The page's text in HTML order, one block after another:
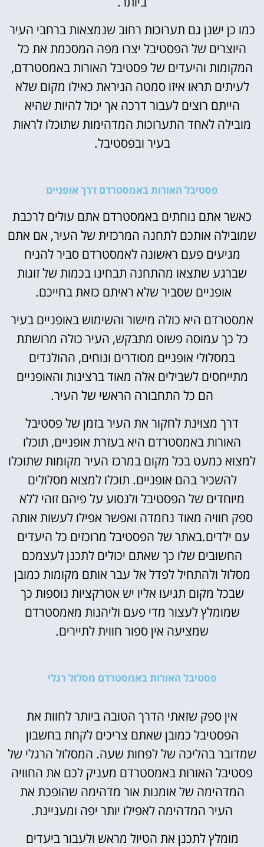
כמו כן ישנן גם תערוכות רחוב שנמצאות ברחבי העיר
היוצרים של הפסטיבל יצרו מפה המסכמת את כל
המקומות והיעדים של פסטיבל האורות באמסטרדם,
לעיתים תראו איזו סמטה הניראת כאילו מקום שלא
הייתם רוצים לעבור דרכה אך יכול להיות שהיא
מובילה לאחד התערוכות המדהימות שתוכלו לראות
בעיר ובפסטיבל.
פסטיבל האורות באמסטרדם דרך אופניים
כאשר אתם נוחתים באמסטרדם אתם עולים לרכבת
שמובילה אותכם לתחנה המרכזית של העיר, אם אתם
מגיעים פעם ראשונה לאמסטרדם סביר להניח
שברגע שתצאו מהתחנה תבחינו בכמות של זוגות
אופניים שסביר שלא ראיתם כזאת בחייכם.
אמסטרדם היא כולה מישור והשימוש באופניים בעיר
כל כך עמוסה פשוט מתבקש, העיר כולה מרושתת
במסלולי אופניים מסודרים ונוחים, ההולנדים
מתייחסים לשבילים אלה מאוד ברצינות והאופניים
הם כל התחבורה הראשי של העיר.
דרך מצוינת לחקור את העיר בזמן של פסטיבל
האורות באמסטרדם היא בעזרת אופניים, תוכלו
למצוא כמעט בכל מקום במרכז העיר מקומות שתוכלו
להשכיר בהם אופניים. תוכלו למצוא מסלולים
מיוחדים של הפסטיבל ולנסוע על פיהם זוהי ללא
ספק חוויה מאוד נחמדה ואפשר אפילו לעשות אותה
עם ילדים.באתר של הפסטיבל מרוכזים כל היעדים
החשובים שלו כך שאתם יכולים לתכנן לעצמכם
מסלול ולהתחיל לפדל אל עבר אותם מקומות כמובן
שבכל מקום תגיעו אליו יש אטרקציות נוספות כך
שמומלץ לעצור מדי פעם וליהנות מאמסטרדם
שמציעה אין ספור חווית לתיירים.
פסטיבל האורות באמסטרדם מסלול רגלי
אין ספק שזאתי הדרך הטובה ביותר לחוות את
הפסטיבל כמובן שאתם צריכים לקחת בחשבון
שמדובר בהליכה של לפחות שעה. המסלול הרגלי של
פסטיבל האורות באמסטרדם מעניק לכם את החוויה
המדהימה של אומנות אור מדהימה שהופכת את
העיר המדהימה לאפילו יותר יפה ומעניינת.
מומלץ לתכנן את הטיול מראש ולעבור ביעדים